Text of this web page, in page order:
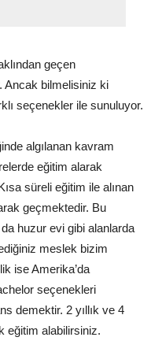
geçen
Ancak bilmelisiniz ki
seçenekler ile sunuluyor.
algılanan kavram
eğitim alarak
süreli eğitim ile alınan
geçmektedir. Bu
huzur evi gibi alanlarda
meslek bizim
ise Amerika’da
seçenekleri
demektir. 2 yıllık ve 4
eğitim alabilirsiniz.